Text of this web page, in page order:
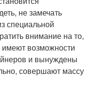
не замечать
специальной
внимание на то,
имеют возможности
и вынуждены
совершают массу